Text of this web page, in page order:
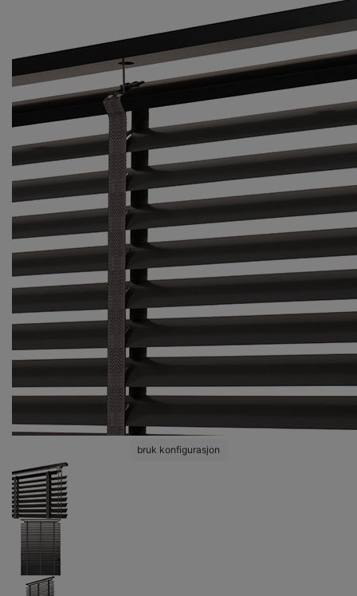
bruk konfigurasjon